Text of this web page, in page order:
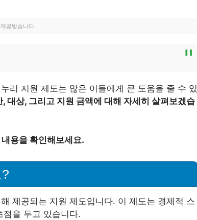
공받습니다.
리 지원 제도는 많은 이들에게 큰 도움을 줄 수 있
, 대상, 그리고 지원 금액에 대해 자세히 살펴보겠습
용을 확인해보세요.
제공되는 지원 제도입니다. 이 제도는 경제적 스
을 두고 있습니다.